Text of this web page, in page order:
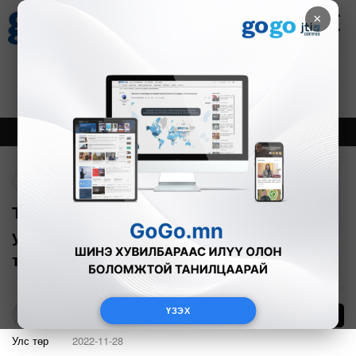
×
ҮЗЭХ
Зурхай
8.07
Онцлох Шинэ
Төмөр замын бүтээн байгуулалтыг
урагшлуулж, Ханги-Мандалыг шинэ
төмөр замаар даруй холбох нь чухал
Улс төр 2022-11-28